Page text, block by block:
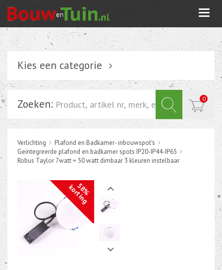
Kies een categorie
Verlichting
Inbouwdoos-kabeldoos
Bevestigingsmateriaal
Tuin elektriciteit
Tuinverlichting
Grondspots met geïntrigeerde LED of energie zuinige
Kabel en draad
Zoeken: 0
Verlichting
Plafond en Badkamer- inbouwspot's
Geïntegreerde plafond en badkamer spots IP20-IP44-IP65
Robus Taylor 7watt = 50 watt dimbaar 3 kleuren instelbaar
58%
korting